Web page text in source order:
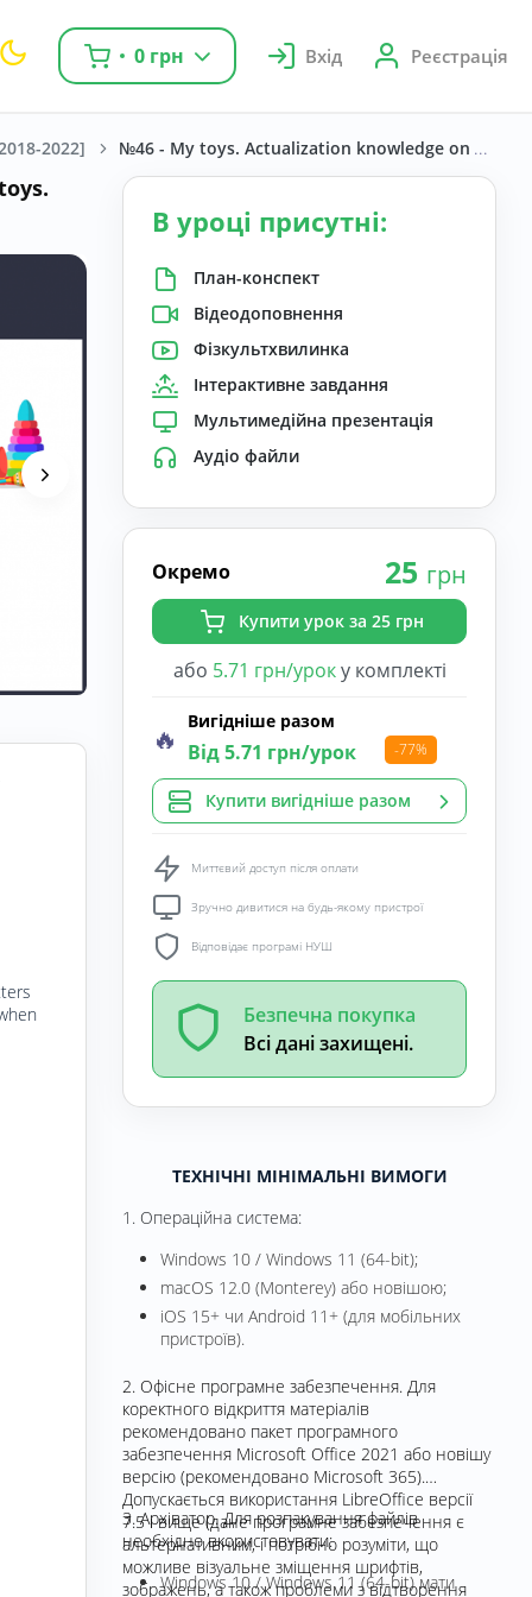
0 грн Вхід Реєстрація
2022] №46 - My toys. Actualization knowledge on the
В уроці присутні:
План-конспект
Відеодоповнення
Фізкультхвилинка
Інтерактивне завдання
Мультимедійна презентація
Аудіо файли
Окремо 25 грн
Купити урок за 25 грн
або 5.71 грн/уроку комплекті
🔥 Вигідніше разом
Від 5.71 грн/урок -77%
Купити вигідніше разом
Миттєвий доступ після оплати
Зручно дивитися на будь-якому пристрої
Відповідає програмі НУШ
Безпечна покупка
Всі дані захищені.
ТЕХНІЧНІ МІНІМАЛЬНІ ВИМОГИ
1. Операційна система:
Windows 10 / Windows 11 (64-bit);
macOS 12.0 (Monterey) або новішою;
iOS 15+ чи Android 11+ (для мобільних
пристроїв).
2. Офісне програмне забезпечення. Для
коректного відкриття матеріалів
рекомендовано пакет програмного
забезпечення Microsoft Office 2021 або новішу
версію (рекомендовано Microsoft 365).
Допускається використання LibreOffice версії
7.5 і вище (дане програмне забезпечення є
альтернативним, і потрібно розуміти, що
можливе візуальне зміщення шрифтів,
зображень, а також проблеми з відтворення
3. Архіватор. Для розпакування файлів
необхідно вкористовувати:
Windows 10 / Windows 11 (64-bit) мати